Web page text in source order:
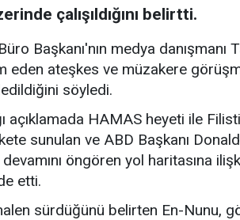
çalışıldığını belirtti.
Başkanı'nın medya danışmanı
eden ateşkes ve müzakere
söyledi.
açıklamada HAMAS heyeti ile
sunulan ve ABD Başkanı Donald
devamını öngören yol haritasına
etti.
sürdüğünü belirten En-Nunu,